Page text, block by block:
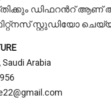
ഡിഫറൻറ് ആണ്
സ്റ്റുഡിയോ
Arabia